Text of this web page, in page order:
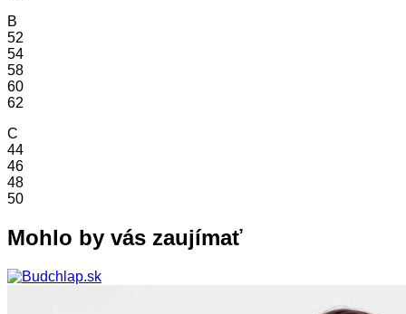
B
52
54
58
60
62
C
44
46
48
50
Mohlo by vás zaujímať